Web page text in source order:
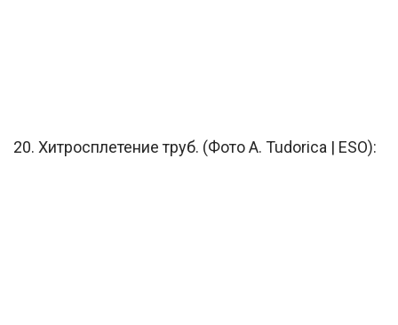
20. Хитросплетение труб. (Фото A. Tudorica | ESO):